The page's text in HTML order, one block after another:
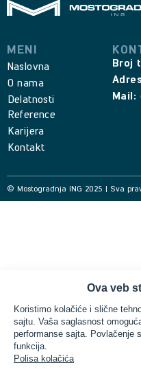
Ova veb
Koristimo kolačiće i slične
sajtu. Vaša saglasnost
performanse sajta. Povlačenje
funkcija.
Polisa kolačića
MENI
Naslovna
O nama
Delatnosti
Reference
Karijera
Kontakt
Broj
Mail:
© Mostogradnja ING 2025 | Sva